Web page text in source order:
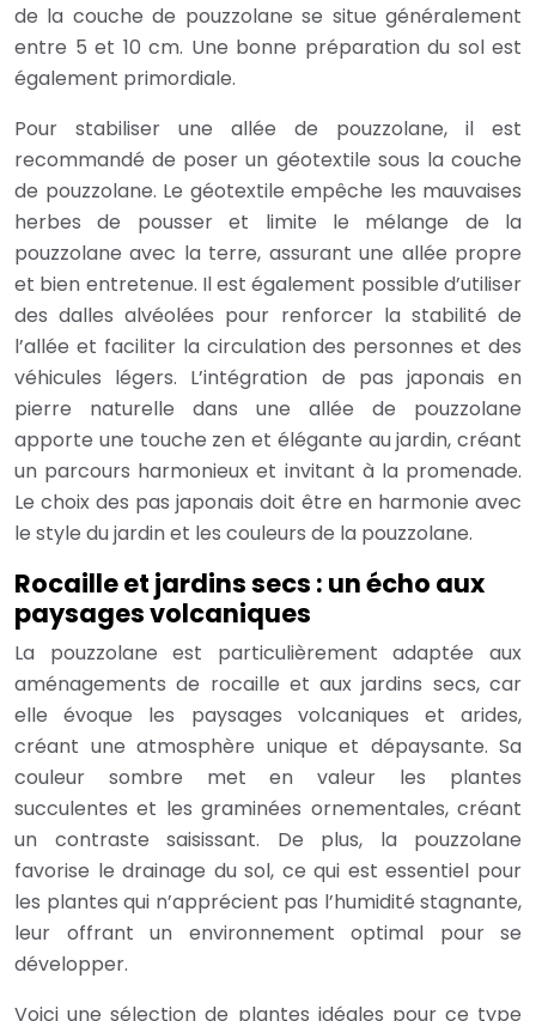
de la couche de pouzzolane se situe généralement
entre 5 et 10 cm. Une bonne préparation du sol est
également primordiale.
Pour stabiliser une allée de pouzzolane, il est
recommandé de poser un géotextile sous la couche
de pouzzolane. Le géotextile empêche les mauvaises
herbes de pousser et limite le mélange de la
pouzzolane avec la terre, assurant une allée propre
et bien entretenue. Il est également possible d’utiliser
des dalles alvéolées pour renforcer la stabilité de
l’allée et faciliter la circulation des personnes et des
véhicules légers. L’intégration de pas japonais en
pierre naturelle dans une allée de pouzzolane
apporte une touche zen et élégante au jardin, créant
un parcours harmonieux et invitant à la promenade.
Le choix des pas japonais doit être en harmonie avec
le style du jardin et les couleurs de la pouzzolane.
Rocaille et jardins secs : un écho aux
paysages volcaniques
La pouzzolane est particulièrement adaptée aux
aménagements de rocaille et aux jardins secs, car
elle évoque les paysages volcaniques et arides,
créant une atmosphère unique et dépaysante. Sa
couleur sombre met en valeur les plantes
succulentes et les graminées ornementales, créant
un contraste saisissant. De plus, la pouzzolane
favorise le drainage du sol, ce qui est essentiel pour
les plantes qui n’apprécient pas l’humidité stagnante,
leur offrant un environnement optimal pour se
développer.
Voici une sélection de plantes idéales pour ce type